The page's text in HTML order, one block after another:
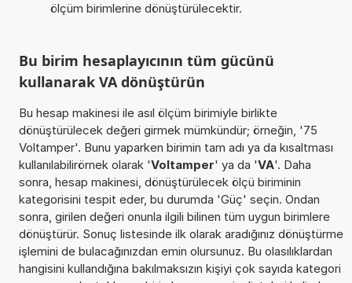
ölçüm birimlerine dönüştürülecektir.
Bu birim hesaplayıcının tüm gücünü
kullanarak VA dönüştürün
Bu hesap makinesi ile asıl ölçüm birimiyle birlikte
dönüştürülecek değeri girmek mümkündür; örneğin, '75
Voltamper'. Bunu yaparken birimin tam adı ya da kısaltması
kullanılabilirörnek olarak 'Voltamper' ya da 'VA'. Daha
sonra, hesap makinesi, dönüştürülecek ölçü biriminin
kategorisini tespit eder, bu durumda 'Güç' seçin. Ondan
sonra, girilen değeri onunla ilgili bilinen tüm uygun birimlere
dönüştürür. Sonuç listesinde ilk olarak aradığınız dönüştürme
işlemini de bulacağınızdan emin olursunuz. Bu olasılıklardan
hangisini kullandığına bakılmaksızın kişiyi çok sayıda kategori